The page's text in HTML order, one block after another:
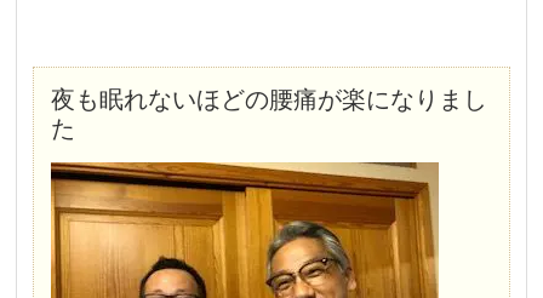
夜も眠れないほどの腰痛が楽になりまし
た